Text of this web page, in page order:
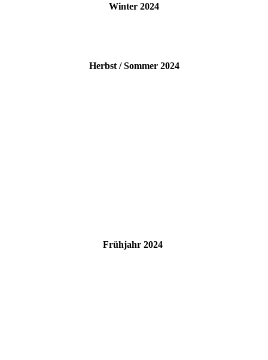
Winter 2024
Herbst / Sommer 2024
Frühjahr 2024